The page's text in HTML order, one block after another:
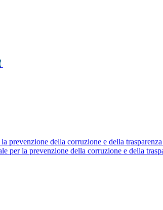
prevenzione della corruzione e della trasparenza
per la prevenzione della corruzione e della